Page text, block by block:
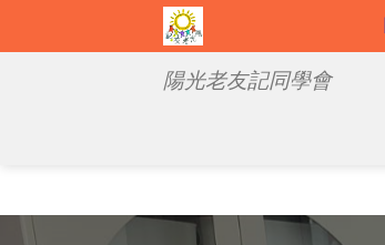
陽光老友記同學會